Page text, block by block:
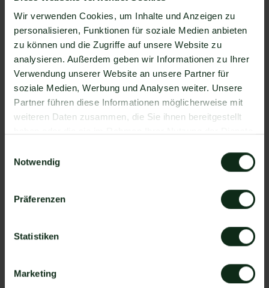
Wir verwenden Cookies, um Inhalte und Anzeigen zu
personalisieren, Funktionen für soziale Medien anbieten
zu können und die Zugriffe auf unsere Website zu
analysieren. Außerdem geben wir Informationen zu Ihrer
Verwendung unserer Website an unsere Partner für
soziale Medien, Werbung und Analysen weiter. Unsere
Partner führen diese Informationen möglicherweise mit
weiteren Daten zusammen, die Sie ihnen bereitgestellt
Notwendig
Präferenzen
Statistiken
Marketing
Mit Mateo stehen Ihnen dank der Zapier
Integration über 6.000 Apps zur Verfügung, die
Sie mit WhatsApp verbinden können. Darunter ist
natürlich auch iHomefinder !
Da der Einrichtungsprozess der Integration je nach
dem Anbieter der WhatsApp API Schnittstelle
differenziert, gibt es keine allgemein gültige
Anleitung. Wir zeigen Ihnen im Folgenden, wie die
Einrichtung der Integration von iHomefinder und
So funktioniert die Integration von
Schritt 1: Zapier Konto erstellen, iHomefinder
Schritt 2: Eine der Apps (iHomefinder oder Mateo)
hinzufügen.